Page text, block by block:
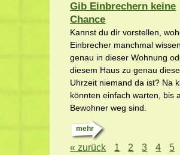
Gib Einbrechern keine
Chance
Kannst du dir vorstellen,
Einbrecher manchmal
genau in dieser Wohnung
diesem Haus zu genau
Uhrzeit niemand da ist? Na
könnten einfach warten, bis
Bewohner weg sind.
mehr
« zurück 1 2 3 4
5